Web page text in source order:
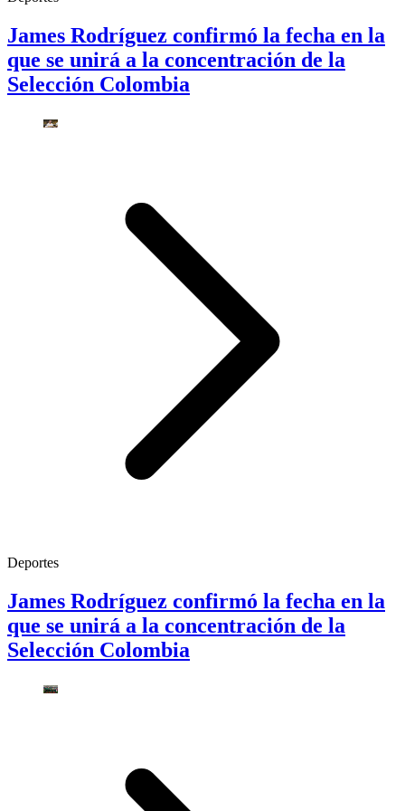
James Rodríguez confirmó la fecha en la
que se unirá a la concentración de la
Selección Colombia
Deportes
James Rodríguez confirmó la fecha en la
que se unirá a la concentración de la
Selección Colombia